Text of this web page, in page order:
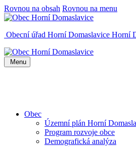
Rovnou na obsah Rovnou na menu
Obecní úřad Horní Domaslavice Horní
Menu
Obec
Územní plán Horní
Program rozvoje obce
Demografická analýza